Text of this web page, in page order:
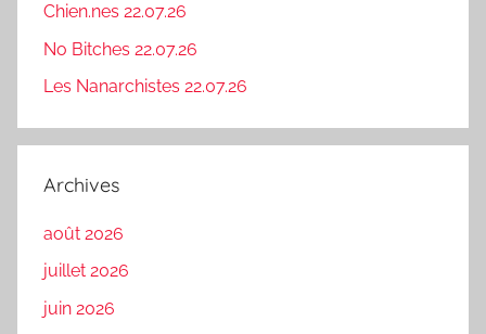
Chien.nes 22.07.26
No Bitches 22.07.26
Les Nanarchistes 22.07.26
Archives
août 2026
juillet 2026
juin 2026